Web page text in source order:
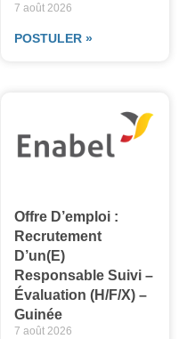
7 août 2026
POSTULER »
Offre D’emploi :
Recrutement
D’un(e)
Responsable Suivi –
Évaluation (H/F/X) –
Guinée
7 août 2026